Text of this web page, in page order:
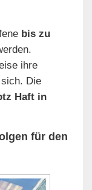
bis zu
ihre
Die
Haft in
für den